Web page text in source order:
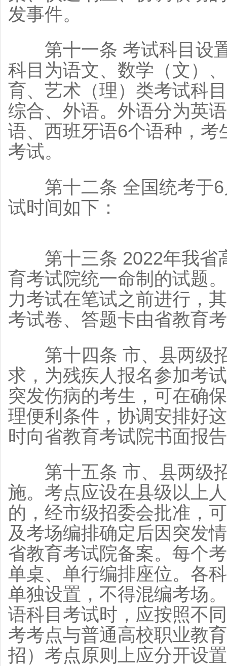
发事件。
第十一条 考试科目设置
科目为语文、数学（文）
育、艺术（理）类考试科
综合、外语。外语分为英
语、西班牙语6个语种，
考试。
第十二条 全国统考于6
试时间如下：
第十三条 2022年我省
育考试院统一命制的试题
力考试在笔试之前进行，
考试卷、答题卡由省教育
第十四条 市、县两级招
求，为残疾人报名参加考
突发伤病的考生，可在确
理便利条件，协调安排好
时向省教育考试院书面报
第十五条 市、县两级招
施。考点应设在县级以上
的，经市级招委会批准，
及考场编排确定后因突发
省教育考试院备案。每个
单桌、单行编排座位。各
单独设置，不得混编考场
语科目考试时，应按照不
考考点与普通高校职业教
招）考点原则上应分开设